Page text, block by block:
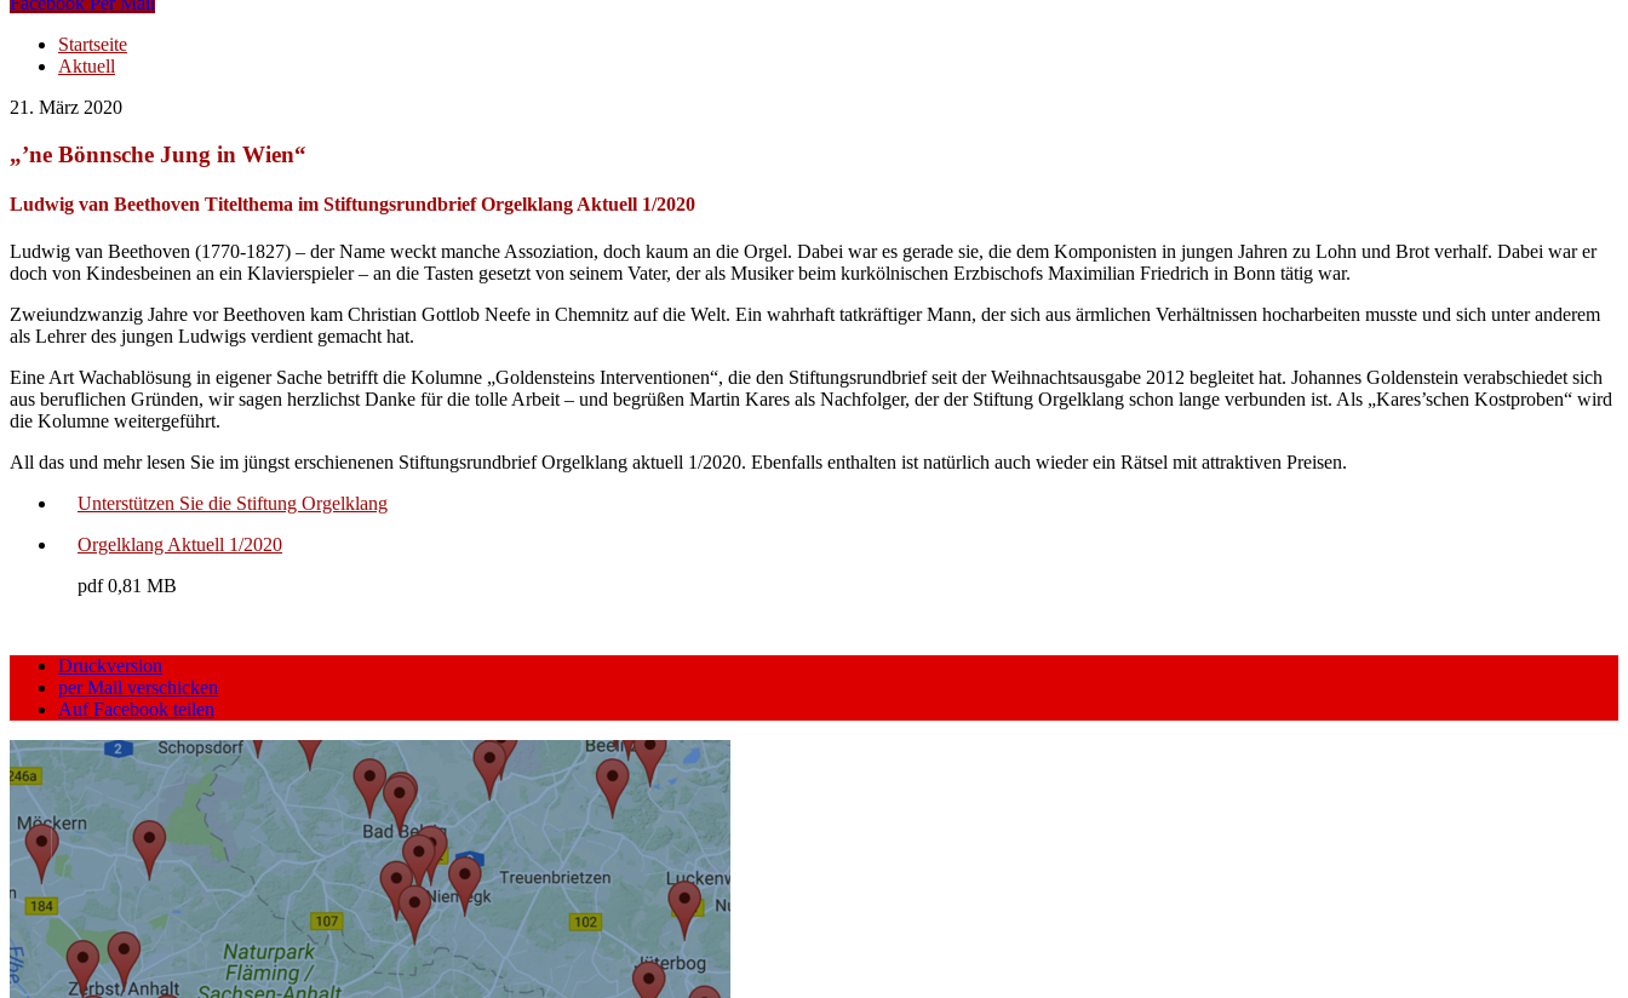
Startseite
Aktuell
21. März 2020
„’ne Bönnsche Jung in Wien“
Ludwig van Beethoven Titelthema im Stiftungsrundbrief Orgelklang Aktuell 1/2020
Ludwig van Beethoven (1770-1827) – der Name weckt manche Assoziation, doch kaum an die Orgel. Dabei war es gerade sie, die dem Komponisten in jungen Jahren zu Lohn und Brot verhalf. Dabei war er
doch von Kindesbeinen an ein Klavierspieler – an die Tasten gesetzt von seinem Vater, der als Musiker beim kurkölnischen Erzbischofs Maximilian Friedrich in Bonn tätig war.
Zweiundzwanzig Jahre vor Beethoven kam Christian Gottlob Neefe in Chemnitz auf die Welt. Ein wahrhaft tatkräftiger Mann, der sich aus ärmlichen Verhältnissen hocharbeiten musste und sich unter anderem
als Lehrer des jungen Ludwigs verdient gemacht hat.
Eine Art Wachablösung in eigener Sache betrifft die Kolumne „Goldensteins Interventionen“, die den Stiftungsrundbrief seit der Weihnachtsausgabe 2012 begleitet hat. Johannes Goldenstein verabschiedet sich
aus beruflichen Gründen, wir sagen herzlichst Danke für die tolle Arbeit – und begrüßen Martin Kares als Nachfolger, der der Stiftung Orgelklang schon lange verbunden ist. Als „Kares’schen Kostproben“ wird
die Kolumne weitergeführt.
All das und mehr lesen Sie im jüngst erschienenen Stiftungsrundbrief Orgelklang aktuell 1/2020. Ebenfalls enthalten ist natürlich auch wieder ein Rätsel mit attraktiven Preisen.
Unterstützen Sie die Stiftung Orgelklang
Orgelklang Aktuell 1/2020
pdf 0,81 MB
Druckversion
per Mail verschicken
Auf Facebook teilen